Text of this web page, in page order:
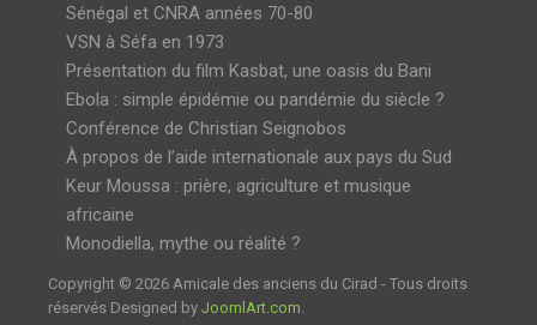
Sénégal et CNRA années 70-80
VSN à Séfa en 1973
Présentation du film Kasbat, une oasis du Bani
Ebola : simple épidémie ou pandémie du siècle ?
Conférence de Christian Seignobos
À propos de l’aide internationale aux pays du Sud
Keur Moussa : prière, agriculture et musique
africaine
Monodiella, mythe ou réalité ?
Copyright © 2026 Amicale des anciens du Cirad - Tous droits
réservés Designed by JoomlArt.com